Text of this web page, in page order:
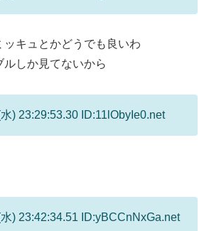
ッキュとかどうでも良いわ
ルしか見てないから
) 23:29:53.30 ID:11lObyIe0.net
) 23:42:34.51 ID:yBCCnNxGa.net